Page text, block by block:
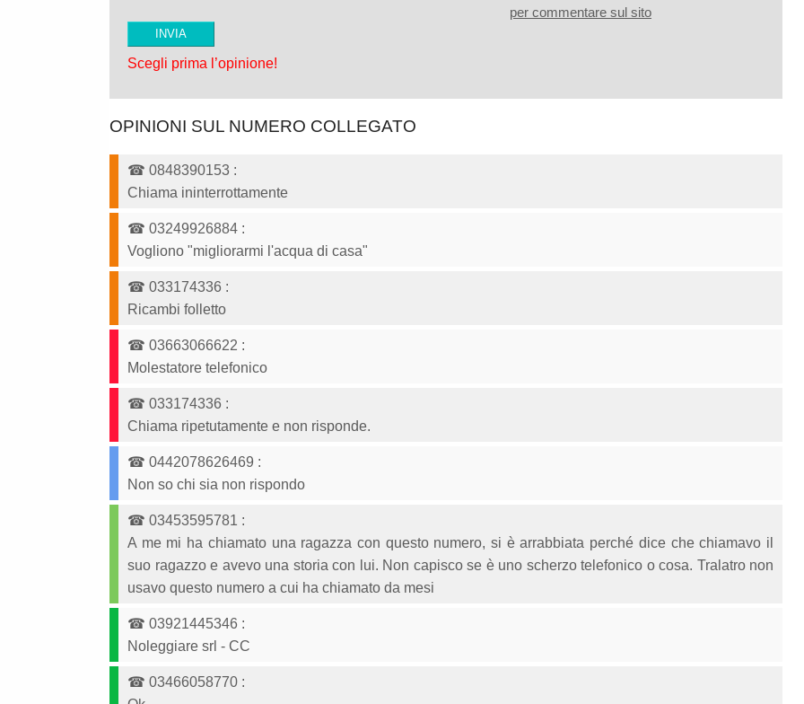
Scegli prima l’opinione!
per commentare sul sito
OPINIONI SUL NUMERO COLLEGATO
☎ 0848390153 :
Chiama ininterrottamente
☎ 03249926884 :
Vogliono "migliorarmi l'acqua di casa"
☎ 033174336 :
Ricambi folletto
☎ 03663066622 :
Molestatore telefonico
☎ 033174336 :
Chiama ripetutamente e non risponde.
☎ 0442078626469 :
Non so chi sia non rispondo
☎ 03453595781 :
A me mi ha chiamato una ragazza con questo numero, si è arrabbiata perché dice che chiamavo il
suo ragazzo e avevo una storia con lui. Non capisco se è uno scherzo telefonico o cosa. Tralatro non
usavo questo numero a cui ha chiamato da mesi
☎ 03921445346 :
Noleggiare srl - CC
☎ 03466058770 :